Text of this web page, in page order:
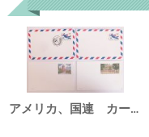
アメリカ、国連 カード4枚